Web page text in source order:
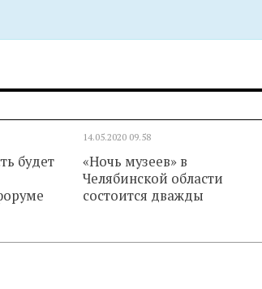
будет
14.05.2020 09.58
«Ночь музеев» в
Челябинской области
состоится дважды